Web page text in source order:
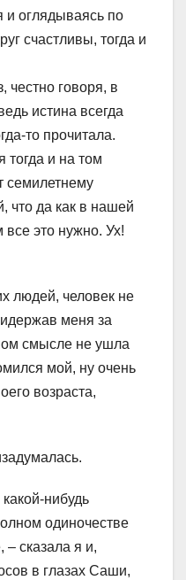
и оглядываясь по
счастливы, тогда и
честно говоря, в
истина всегда
то прочитала.
тогда и на том
семилетнему
что да как в нашей
все это нужно. Ух!
людей, человек не
меня за
смысле не ушла
мой, ну очень
возраста,
нибудь
одиночестве
– сказала я и,
в глазах Саши,